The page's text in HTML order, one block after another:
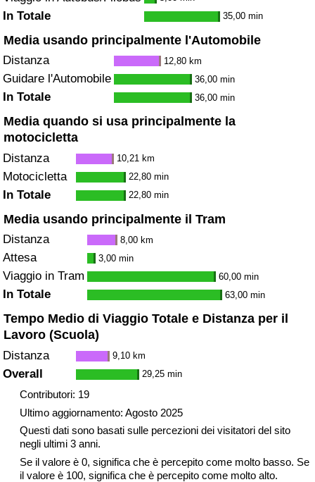
In Totale 35,00 min
Media usando principalmente l'Automobile
Distanza 12,80 km
Guidare l'Automobile 36,00 min
In Totale 36,00 min
Media quando si usa principalmente la
motocicletta
Distanza 10,21 km
Motocicletta 22,80 min
In Totale 22,80 min
Media usando principalmente il Tram
Distanza 8,00 km
Attesa 3,00 min
Viaggio in Tram 60,00 min
In Totale 63,00 min
Tempo Medio di Viaggio Totale e Distanza per il
Lavoro (Scuola)
Distanza 9,10 km
Overall 29,25 min
Contributori: 19
Ultimo aggiornamento: Agosto 2025
Questi dati sono basati sulle percezioni dei visitatori del sito
negli ultimi 3 anni.
Se il valore è 0, significa che è percepito come molto basso. Se
il valore è 100, significa che è percepito come molto alto.